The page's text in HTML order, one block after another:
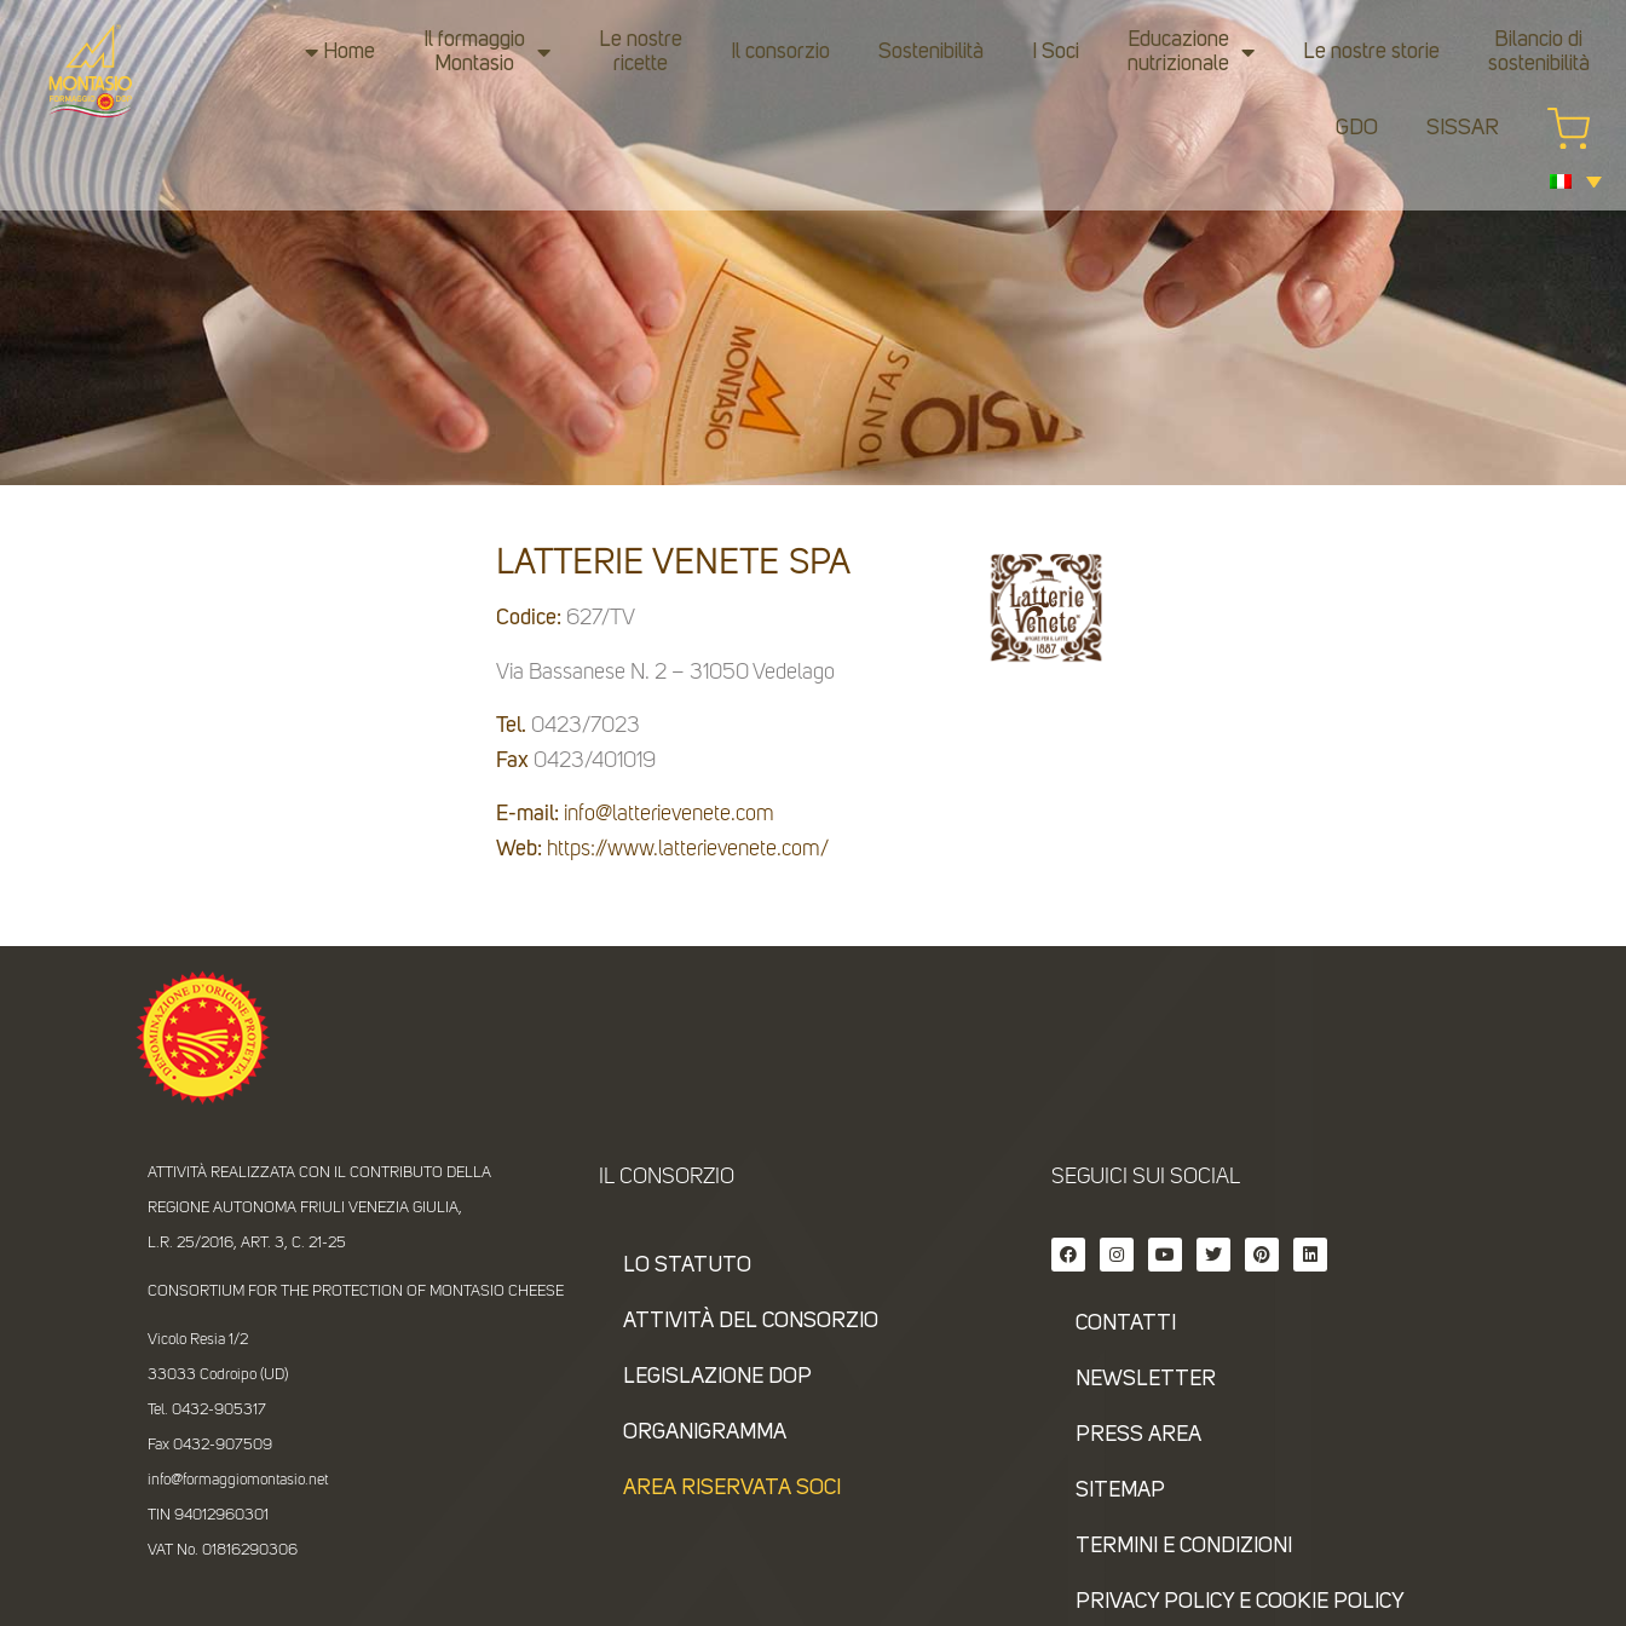
Home
Il formaggio
Montasio
Le nostre
ricette
Il consorzio Sostenibilità I Soci
Educazione
nutrizionale
Le nostre storie
Bilancio di
sostenibilità
GDO SISSAR
LATTERIE VENETE SPA
Codice: 627/TV
Via Bassanese N. 2 – 31050 Vedelago
Tel. 0423/7023
Fax0423/401019
E-mail: info@latterievenete.com
Web: https://www.latterievenete.com/
ATTIVITÀ REALIZZATA CON IL CONTRIBUTO DELLA
REGIONE AUTONOMA FRIULI VENEZIA GIULIA,
L.R. 25/2016, ART. 3, C. 21-25
CONSORTIUM FOR THE PROTECTION OF MONTASIO CHEESE
Vicolo Resia 1/2
33033 Codroipo (UD)
Tel. 0432-905317
Fax 0432-907509
info@formaggiomontasio.net
TIN 94012960301
VAT No. 01816290306
IL CONSORZIO
LO STATUTO
ATTIVITÀ DEL CONSORZIO
LEGISLAZIONE DOP
ORGANIGRAMMA
AREA RISERVATA SOCI
SEGUICI SUI SOCIAL
CONTATTI
NEWSLETTER
PRESS AREA
SITEMAP
TERMINI E CONDIZIONI
PRIVACY POLICY E COOKIE POLICY